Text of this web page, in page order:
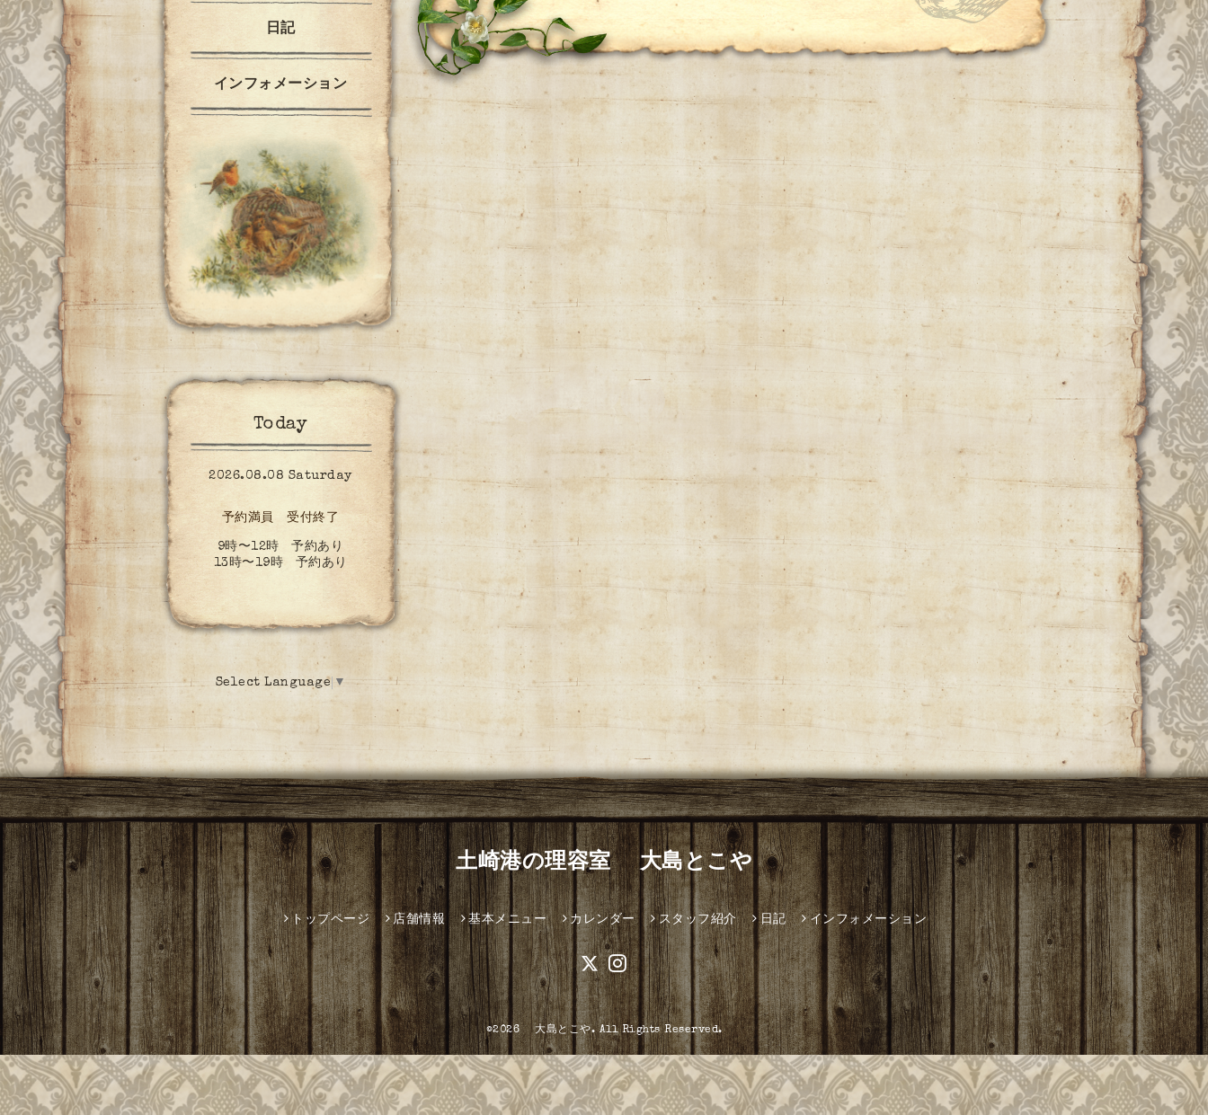
日記
インフォメーション
Today
2026.08.08 Saturday
予約満員 受付終了
9時〜12時 予約あり
13時〜19時 予約あり
Select Language ▼
土崎港の理容室 大島とこや
トップページ 店舗情報 基本メニュー カレンダー スタッフ紹介 日記 インフォメーション
©2026大島とこや. All Rights Reserved.